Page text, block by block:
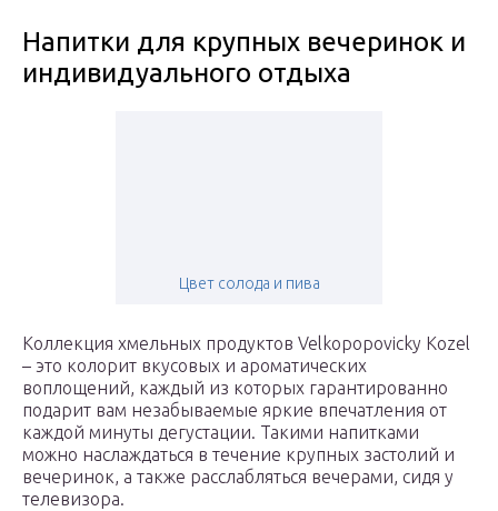
Напитки для крупных вечеринок и
индивидуального отдыха
Цвет солода и пива
Коллекция хмельных продуктов Velkopopovicky Kozel
– это колорит вкусовых и ароматических
воплощений, каждый из которых гарантированно
подарит вам незабываемые яркие впечатления от
каждой минуты дегустации. Такими напитками
можно наслаждаться в течение крупных застолий и
вечеринок, а также расслабляться вечерами, сидя у
телевизора.